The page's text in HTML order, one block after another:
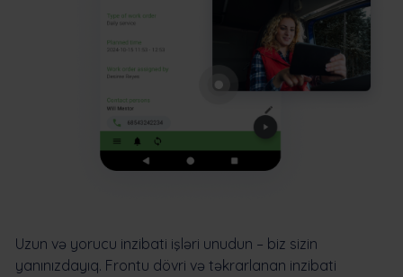
Uzun və yorucu inzibati işləri unudun – biz sizin
yanınızdayıq. Frontu dövri və təkrarlanan inzibati